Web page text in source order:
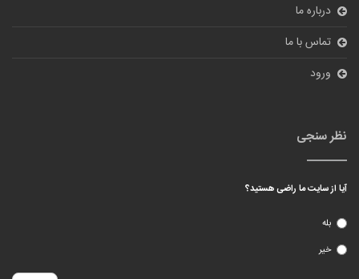
درباره ما
تماس با ما
ورود
نظر سنجی
آیا از سایت ما راضی هستید؟
بله
خیر